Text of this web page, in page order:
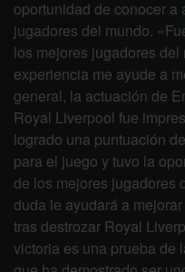
oportunidad de conocer a
jugadores del mundo.
los mejores jugadores
experiencia me ayude a
general, la actuación de
Royal Liverpool fue
logrado una puntuación
para el juego y tuvo la
de los mejores jugadores
duda le ayudará a
tras destrozar Royal
victoria es una prueba de